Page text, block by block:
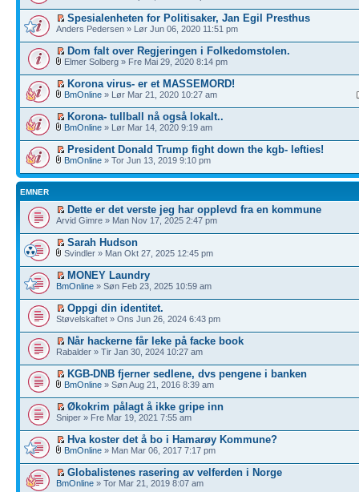
Spesialenheten for Politisaker, Jan Egil Presthus
Anders Pedersen » Lør Jun 06, 2020 11:51 pm
Dom falt over Regjeringen i Folkedomstolen.
Elmer Solberg » Fre Mai 29, 2020 8:14 pm
Korona virus- er et MASSEMORD!
BmOnline » Lør Mar 21, 2020 10:27 am
Korona- tullball nå også lokalt..
BmOnline » Lør Mar 14, 2020 9:19 am
President Donald Trump fight down the kgb- lefties!
BmOnline » Tor Jun 13, 2019 9:10 pm
EMNER
Dette er det verste jeg har opplevd fra en kommune
Arvid Gimre » Man Nov 17, 2025 2:47 pm
Sarah Hudson
Svindler » Man Okt 27, 2025 12:45 pm
MONEY Laundry
BmOnline » Søn Feb 23, 2025 10:59 am
Oppgi din identitet.
Støvelskaftet » Ons Jun 26, 2024 6:43 pm
Når hackerne får leke på facke book
Rabalder » Tir Jan 30, 2024 10:27 am
KGB-DNB fjerner sedlene, dvs pengene i banken
BmOnline » Søn Aug 21, 2016 8:39 am
Økokrim pålagt å ikke gripe inn
Sniper » Fre Mar 19, 2021 7:55 am
Hva koster det å bo i Hamarøy Kommune?
BmOnline » Man Mar 06, 2017 7:17 pm
Globalistenes rasering av velferden i Norge
BmOnline » Tor Mar 21, 2019 8:07 am